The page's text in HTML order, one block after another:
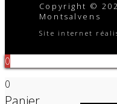
Copyright ©
Montsalvens
Site internet
0
0
Panier